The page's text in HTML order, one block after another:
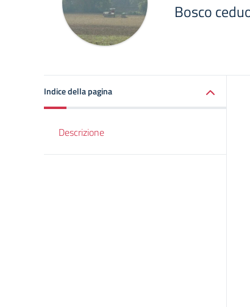
Bosco
Indice della pagina
Descrizione